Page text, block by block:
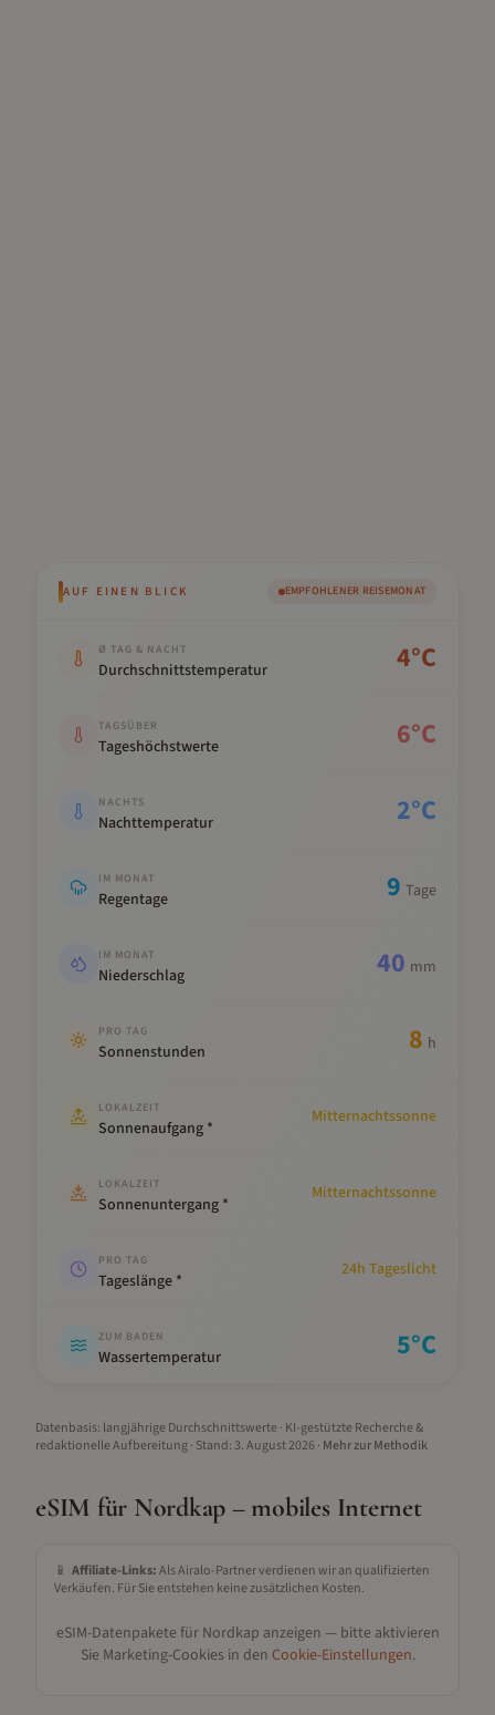
AUF EINEN BLICK EMPFOHLENER REISEMONAT
Ø TAG & NACHT
Durchschnittstemperatur 4°C
TAGSÜBER
Tageshöchstwerte 6°C
NACHTS
Nachttemperatur 2°C
IM MONAT
Regentage 9 Tage
IM MONAT
Niederschlag 40 mm
PRO TAG
Sonnenstunden 8 h
LOKALZEIT
Sonnenaufgang *
Mitternachtssonne
LOKALZEIT
Sonnenuntergang *
Mitternachtssonne
PRO TAG
Tageslänge *
24h Tageslicht
ZUM BADEN
Wassertemperatur 5°C
Datenbasis: langjährige Durchschnittswerte · KI-gestützte Recherche &
redaktionelle Aufbereitung· Stand: 3. August 2026· Mehr zur Methodik
eSIM für Nordkap – mobiles Internet
📱 Affiliate-Links:Als Airalo-Partner verdienen wir an qualifizierten
Verkäufen. Für Sie entstehen keine zusätzlichen Kosten.
eSIM-Datenpakete für Nordkap anzeigen — bitte aktivieren
Sie Marketing-Cookies in den Cookie-Einstellungen.